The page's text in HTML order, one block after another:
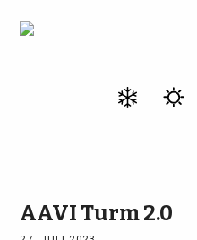
AAVI Turm 2.0